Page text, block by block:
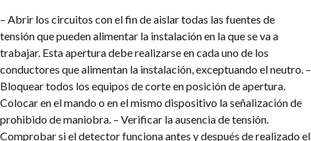
– Abrir los circuitos con el fin de aislar todas las fuentes de
tensión que pueden alimentar la instalación en la que se va a
trabajar. Esta apertura debe realizarse en cada uno de los
conductores que alimentan la instalación, exceptuando el neutro. –
Bloquear todos los equipos de corte en posición de apertura.
Colocar en el mando o en el mismo dispositivo la señalización de
prohibido de maniobra. – Verificar la ausencia de tensión.
Comprobar si el detector funciona antes y después de realizado el